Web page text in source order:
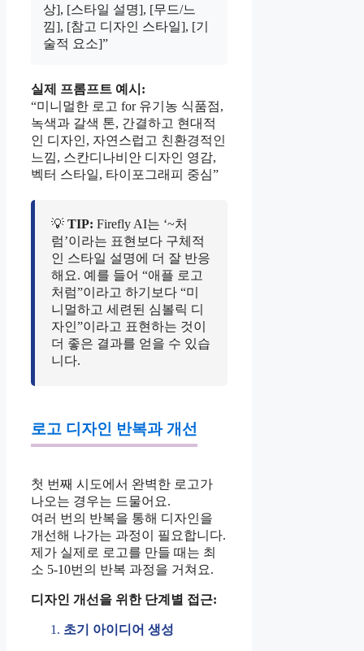
상], [스타일 설명], [무드/느
낌], [참고 디자인 스타일], [기
술적 요소]”
실제 프롬프트 예시:
“미니멀한 로고 for 유기농 식품점,
녹색과 갈색 톤, 간결하고 현대적
인 디자인, 자연스럽고 친환경적인
느낌, 스칸디나비안 디자인 영감,
벡터 스타일, 타이포그래피 중심”
💡 TIP: Firefly AI는 ‘~처
럼’이라는 표현보다 구체적
인 스타일 설명에 더 잘 반응
해요. 예를 들어 “애플 로고
처럼”이라고 하기보다 “미
니멀하고 세련된 심볼릭 디
자인”이라고 표현하는 것이
더 좋은 결과를 얻을 수 있습
니다.
로고 디자인 반복과 개선
첫 번째 시도에서 완벽한 로고가
나오는 경우는 드물어요.
여러 번의 반복을 통해 디자인을
개선해 나가는 과정이 필요합니다.
제가 실제로 로고를 만들 때는 최
소 5-10번의 반복 과정을 거쳐요.
디자인 개선을 위한 단계별 접근:
초기 아이디어 생성